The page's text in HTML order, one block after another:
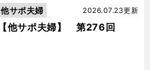
【他サポ夫婦】 第276回
2026.07.23更新
他サポ夫婦